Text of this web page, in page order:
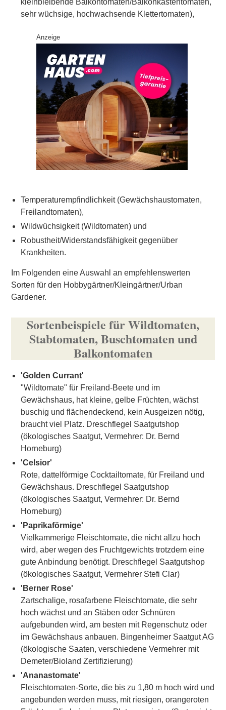
sehr wüchsige, hochwachsende Klettertomaten),
Anzeige
Temperaturempfindlichkeit (Gewächshaustomaten,
Freilandtomaten),
Wildwüchsigkeit (Wildtomaten) und
Robustheit/Widerstandsfähigkeit gegenüber
Krankheiten.
Im Folgenden eine Auswahl an empfehlenswerten
Sorten für den Hobbygärtner/Kleingärtner/Urban
Gardener.
Sortenbeispiele für Wildtomaten,
Stabtomaten, Buschtomaten und
Balkontomaten
'Golden Currant'
"Wildtomate" für Freiland-Beete und im
Gewächshaus, hat kleine, gelbe Früchten, wächst
buschig und flächendeckend, kein Ausgeizen nötig,
braucht viel Platz. Dreschflegel Saatgutshop
(ökologisches Saatgut, Vermehrer: Dr. Bernd
Horneburg)
'Celsior'
Rote, dattelförmige Cocktailtomate, für Freiland und
Gewächshaus. Dreschflegel Saatgutshop
(ökologisches Saatgut, Vermehrer: Dr. Bernd
Horneburg)
'Paprikaförmige'
Vielkammerige Fleischtomate, die nicht allzu hoch
wird, aber wegen des Fruchtgewichts trotzdem eine
gute Anbindung benötigt. Dreschflegel Saatgutshop
(ökologisches Saatgut, Vermehrer Stefi Clar)
'Berner Rose'
Zartschalige, rosafarbene Fleischtomate, die sehr
hoch wächst und an Stäben oder Schnüren
aufgebunden wird, am besten mit Regenschutz oder
im Gewächshaus anbauen. Bingenheimer Saatgut AG
(ökologische Saaten, verschiedene Vermehrer mit
Demeter/Bioland Zertifizierung)
'Ananastomate'
Fleischtomaten-Sorte, die bis zu 1,80 m hoch wird und
angebunden werden muss, mit riesigen, orangeroten